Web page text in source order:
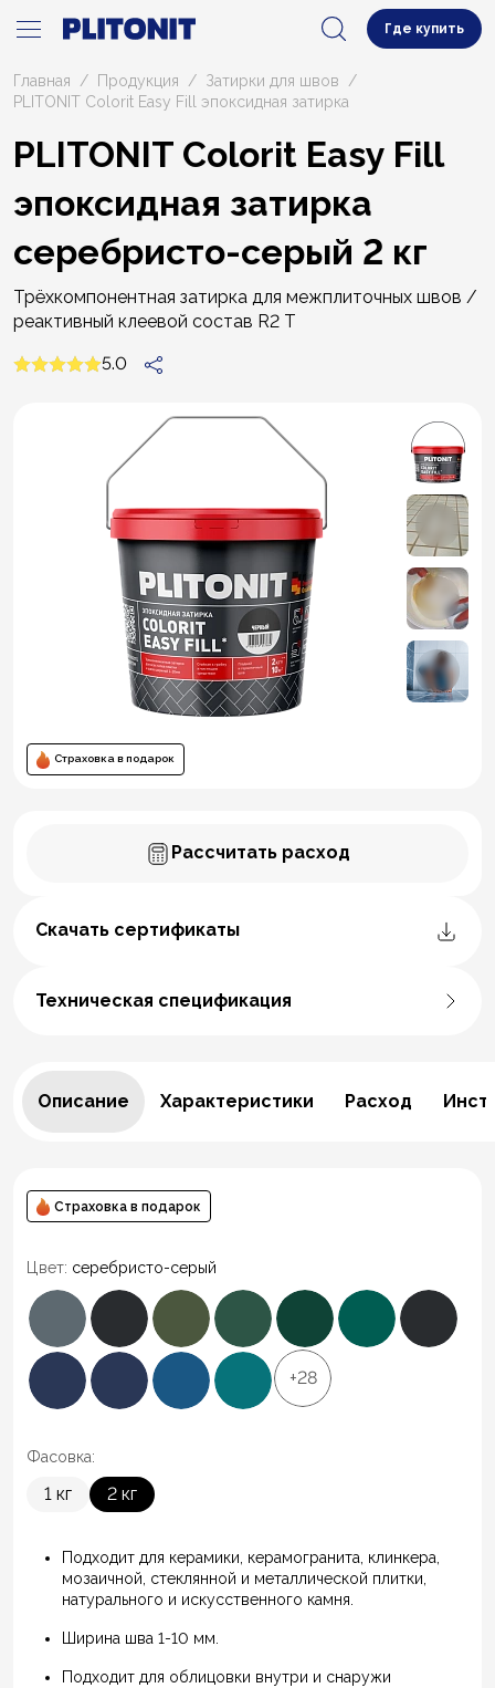
Где купить
Главная Продукция
Затирки для швов
PLITONIT Colorit Easy Fill эпоксидная затирка
PLITONIT Colorit Easy Fill
эпоксидная затирка
серебристо-серый 2 кг
Трёхкомпонентная затирка для межплиточных швов /
реактивный клеевой состав R2 T
5.0
Страховка в подарок
Рассчитать расход
Скачать сертификаты
Техническая спецификация
Описание Характеристики Расход
Страховка в подарок
Цвет: серебристо-серый
+28
Фасовка:
1 кг 2 кг
Подходит для керамики, керамогранита, клинкера,
мозаичной, стеклянной и металлической плитки,
натурального и искусственного камня.
Ширина шва 1-10 мм.
Подходит для облицовки внутри и снаружи